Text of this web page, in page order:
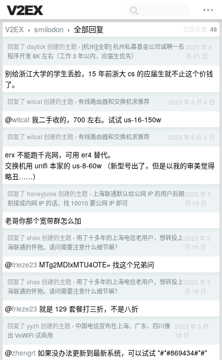
V2EX › smilodon › 全部回复 回复总数 48
回复了 daytick 创建的主题 › [杭州][全职] 杭州私募基金公司诚聘一名
程序开发 8K 左右（工作 3 年以内，应届生优先）
2025 年 6
月 21 日
别给浙江大学的学生丢脸，15 年前浙大 cs 的应届生就不止这个价钱
了。
回复了 witcat 创建的主题 › 有线路由器和交换机求推荐 2023 年 6 月 4 日
@witcat 我二手收的，700 左右。试试 us-16-150w
回复了 witcat 创建的主题 › 有线路由器和交换机求推荐 2023 年 6 月 4 日
erx 不能跑千兆网，可用 er4 替代。
交换机用 unifi 本家的 us-8-60w （新型号出了，但是以我的审美觉得
略丑……）
回复了 honeyjuice 创建的主题 ›
上海联通默认给公网 IP 的用户后期
割接成内网 IP 的话，找 10010 要公网 IP 即可
2023 年 5
月 19 日
老哥你那个宽带群怎么加
回复了 shao 创建的主题 › 用了十多年的上海电信老用户，想转投上
海联通的怀抱。请问需要注意什么细节嘛？
2023 年 5
月 19 日
@frieze23 MTg2MDIxMTU4OTE= 找这个兄弟问
回复了 shao 创建的主题 › 用了十多年的上海电信老用户，想转投上
海联通的怀抱。请问需要注意什么细节嘛？
2023 年 5
月 18 日
@frieze23 就是 129 套餐打三折，不是八折
回复了 yyzh 创建的主题 › 中国电信宣布在上海、广东、四川推
出 VoWiFi 试商用
2023 年 5 月
18 日
@zhengrt 如果没办法更新到最新系统，可以试试 *#*#869434#*#*